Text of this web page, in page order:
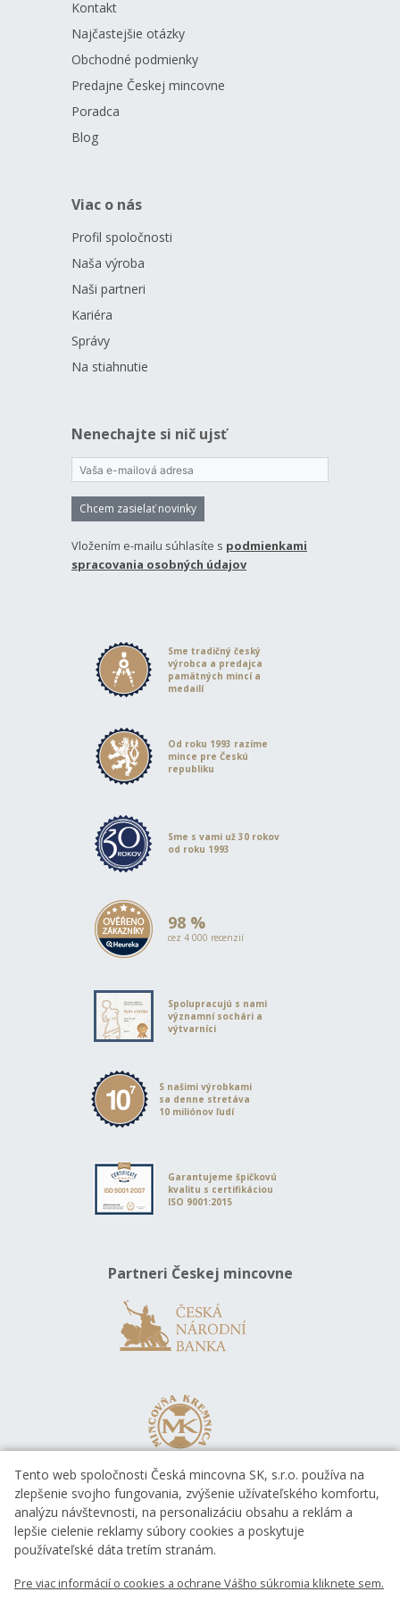
Averzná strana potom predkladá
averzu dotvára nápisSLOVENSKO,
10 EUROa rok emisie2025.
medailéraTomáša Lamača, DiS.
Mincu vyrazilaMincovňa Kremnica
Slovenska.
Kontakt
Najčastejšie otázky
Obchodné podmienky
Predajne Českej mincovne
Poradca
Blog
Viac o nás
Profil spoločnosti
Naša výroba
Naši partneri
Kariéra
Správy
Na stiahnutie
Nenechajte si nič ujsť
Chcem zasielať novinky
Vložením e-mailu súhlasíte s podmienkami
spracovania osobných údajov
Sme tradičný český
výrobca a predajca
pamätných mincí a
medailí
Od roku 1993 razíme
mince pre Českú
republiku
Sme s vami už 30 rokov
od roku 1993
98 %
cez 4 000 recenzií
Spolupracujú s nami
významní sochári a
výtvarníci
S našimi výrobkami
sa denne stretáva
10 miliónov ľudí
Garantujeme špičkovú
kvalitu s certifikáciou
ISO 9001:2015
Partneri Českej mincovne
Tento web spoločnosti Česká mincovna SK, s.r.o. používa na
zlepšenie svojho fungovania, zvýšenie užívateľského komfortu,
analýzu návštevnosti, na personalizáciu obsahu a reklám a
lepšie cielenie reklamy súbory cookies a poskytuje
používateľské dáta tretím stranám.
Pre viac informácií o cookies a ochrane Vášho súkromia kliknete sem.